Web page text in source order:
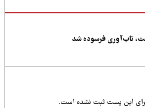
فرسوده شد
این پست ثبت نشده است.